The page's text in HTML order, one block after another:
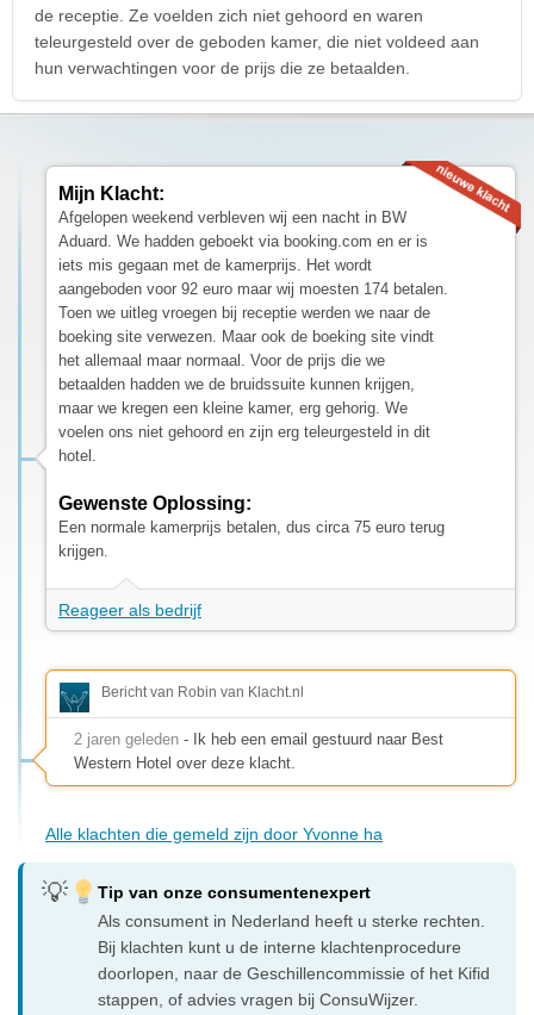
de receptie. Ze voelden zich niet gehoord en waren
teleurgesteld over de geboden kamer, die niet voldeed aan
hun verwachtingen voor de prijs die ze betaalden.
Mijn Klacht:
Afgelopen weekend verbleven wij een nacht in BW
Aduard. We hadden geboekt via booking.com en er is
iets mis gegaan met de kamerprijs. Het wordt
aangeboden voor 92 euro maar wij moesten 174 betalen.
Toen we uitleg vroegen bij receptie werden we naar de
boeking site verwezen. Maar ook de boeking site vindt
het allemaal maar normaal. Voor de prijs die we
betaalden hadden we de bruidssuite kunnen krijgen,
maar we kregen een kleine kamer, erg gehorig. We
voelen ons niet gehoord en zijn erg teleurgesteld in dit
hotel.
Gewenste Oplossing:
Een normale kamerprijs betalen, dus circa 75 euro terug
krijgen.
Reageer als bedrijf
Bericht van Robin van Klacht.nl
2 jaren geleden - Ik heb een email gestuurd naar Best
Western Hotel over deze klacht.
Alle klachten die gemeld zijn door Yvonne ha
Tip van onze consumentenexpert
Als consument in Nederland heeft u sterke rechten.
Bij klachten kunt u de interne klachtenprocedure
doorlopen, naar de Geschillencommissie of het Kifid
stappen, of advies vragen bij ConsuWijzer.